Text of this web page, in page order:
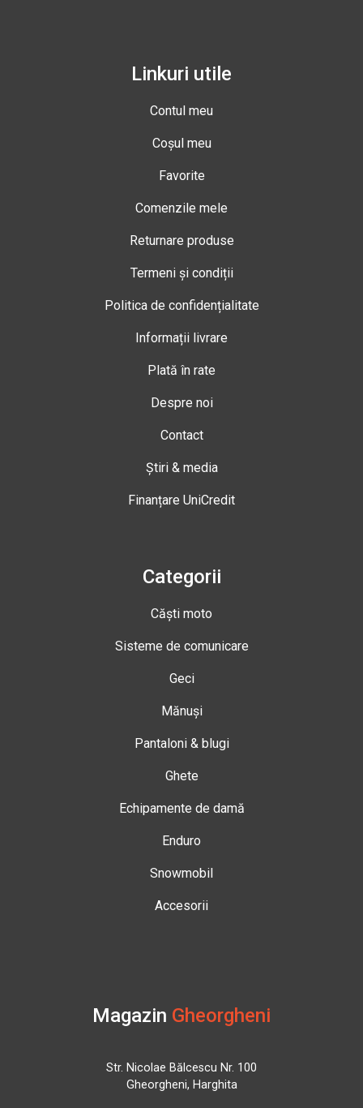
Linkuri utile
Contul meu
Coșul meu
Favorite
Comenzile mele
Returnare produse
Termeni și condiții
Politica de confidențialitate
Informații livrare
Plată în rate
Despre noi
Contact
Știri & media
Finanțare UniCredit
Categorii
Căști moto
Sisteme de comunicare
Geci
Mănuși
Pantaloni & blugi
Ghete
Echipamente de damă
Enduro
Snowmobil
Accesorii
Magazin Gheorgheni
Str. Nicolae Bălcescu Nr. 100
Gheorgheni, Harghita